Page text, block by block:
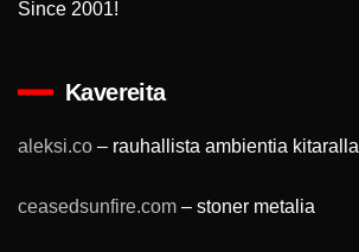
Since 2001!
Kavereita
aleksi.co – rauhallista ambientia kitaralla
ceasedsunfire.com – stoner metalia